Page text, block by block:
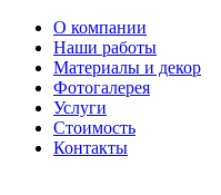
О компании
Наши работы
Материалы и декор
Фотогалерея
Услуги
Стоимость
Контакты